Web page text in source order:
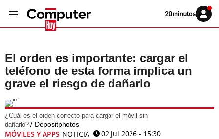
Volver
Iniciar
sesión
El orden es importante: cargar el
teléfono de esta forma implica un
grave el riesgo de dañarlo
¿Cuál es el orden correcto para cargar el móvil sin
dañarlo?
Depositphotos
MÓVILES Y APPS NOTICIA
02 jul 2026 - 15:30